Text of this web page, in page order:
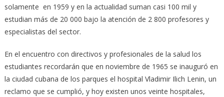
solamente en 1959 y en la actualidad suman casi 100 mil y
estudian más de 20 000 bajo la atención de 2 800 profesores y
especialistas del sector.
En el encuentro con directivos y profesionales de la salud los
estudiantes recordarán que en noviembre de 1965 se inauguró en
la ciudad cubana de los parques el hospital Vladimir Ilich Lenin, un
reclamo que se cumplió, y hoy existen unos veinte hospitales,